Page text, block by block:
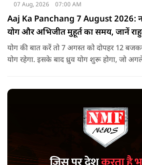
07 Aug, 2026 07:00 AM
Aaj Ka Panchang 7 August 2026:
योग और अभिजीत मुहूर्त का समय, जानें
योग की बात करें तो 7 अगस्त को दोपहर 12
योग रहेगा. इसके बाद ध्रुव योग शुरू होगा, जो